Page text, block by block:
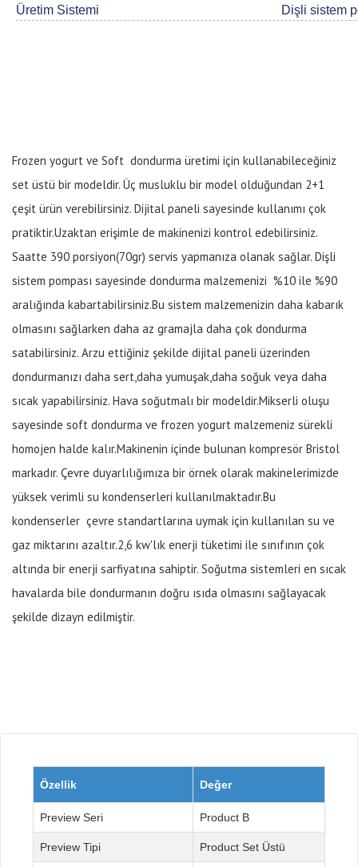
Üretim Sistemi
Dişli sistem
Frozen yogurt ve Soft dondurma üretimi için kullanabileceğiniz
set üstü bir modeldir. Üç musluklu bir model olduğundan 2+1
çeşit ürün verebilirsiniz. Dijital paneli sayesinde kullanımı çok
pratiktir.Uzaktan erişimle de makinenizi kontrol edebilirsiniz.
Saatte 390 porsiyon(70gr) servis yapmanıza olanak sağlar. Dişli
sistem pompası sayesinde dondurma malzemenizi %10 ile %90
aralığında kabartabilirsiniz.Bu sistem malzemenizin daha kabarık
olmasını sağlarken daha az gramajla daha çok dondurma
satabilirsiniz. Arzu ettiğiniz şekilde dijital paneli üzerinden
dondurmanızı daha sert,daha yumuşak,daha soğuk veya daha
sıcak yapabilirsiniz. Hava soğutmalı bir modeldir.Mikserli oluşu
sayesinde soft dondurma ve frozen yogurt malzemeniz sürekli
homojen halde kalır.Makinenin içinde bulunan kompresör Bristol
markadır. Çevre duyarlılığımıza bir örnek olarak makinelerimizde
yüksek verimli su kondenserleri kullanılmaktadır.Bu
kondenserler çevre standartlarına uymak için kullanılan su ve
gaz miktarını azaltır.2,6 kw'lık enerji tüketimi ile sınıfının çok
altında bir enerji sarfiyatına sahiptir. Soğutma sistemleri en sıcak
havalarda bile dondurmanın doğru ısıda olmasını sağlayacak
şekilde dizayn edilmiştir.
Özellik Değer
Seri B
Tipi Set Üstü